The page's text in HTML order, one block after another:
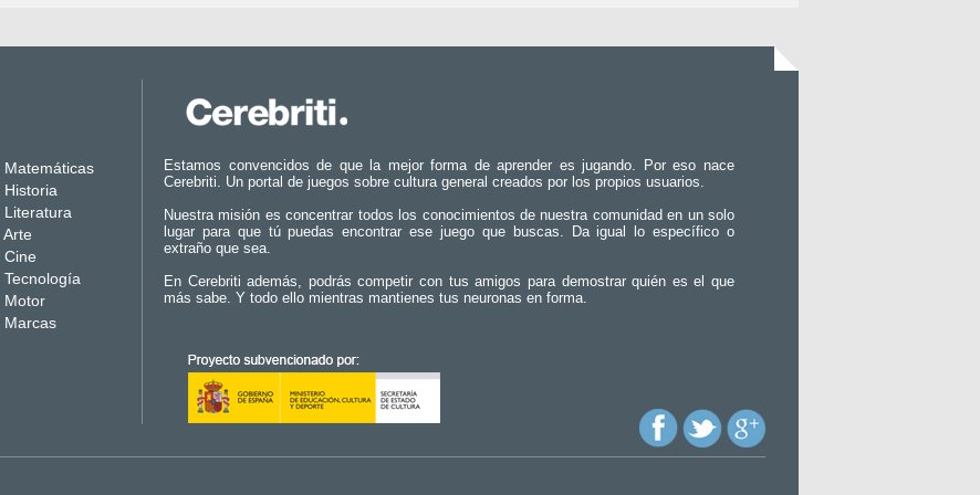
Matemáticas
Historia
Literatura
Arte
Cine
Tecnología
Motor
Marcas
Estamos convencidos de que la mejor forma de aprender es jugando. Por eso nace
Cerebriti. Un portal de juegos sobre cultura general creados por los propios usuarios.
Nuestra misión es concentrar todos los conocimientos de nuestra comunidad en un solo
lugar para que tú puedas encontrar ese juego que buscas. Da igual lo específico o
extraño que sea.
En Cerebriti además, podrás competir con tus amigos para demostrar quién es el que
más sabe. Y todo ello mientras mantienes tus neuronas en forma.